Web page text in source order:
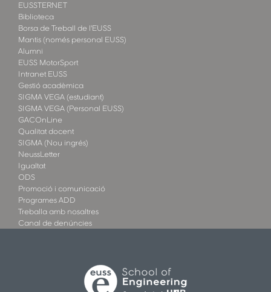
EUSSTERNET
Biblioteca
Borsa de Treball de l'EUSS
Mantis (només personal EUSS)
Alumni
EUSS MotorSport
Intranet EUSS
Gestió acadèmica
SIGMA VEGA (estudiant)
SIGMA VEGA (Personal EUSS)
GACOnLine
Qualitat docent
SIGMA (Nou ingrés)
NeussLetter
Igualtat
ODS
Promoció i comunicació
Programes ADD
Treballa amb nosaltres
Canal de denúncies